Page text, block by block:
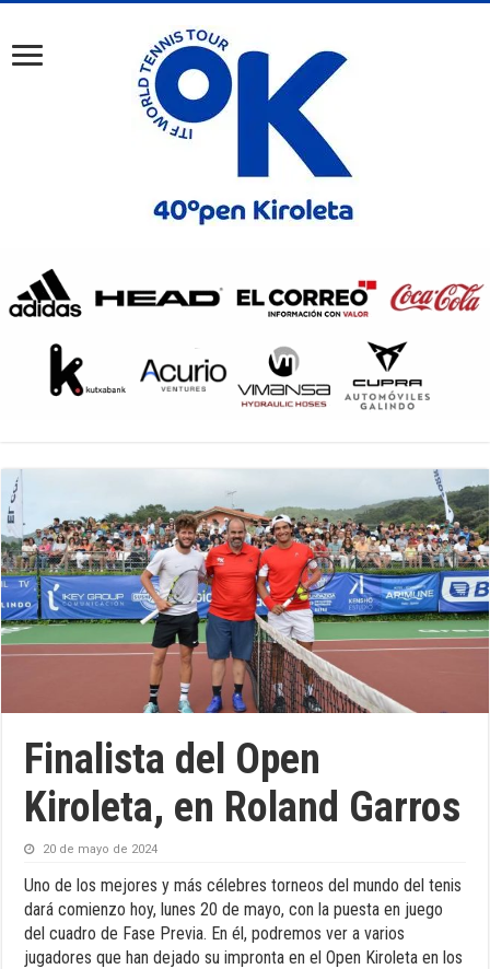
Finalista del Open
Kiroleta, en Roland Garros
20 de mayo de 2024
Uno de los mejores y más célebres torneos del mundo del tenis
dará comienzo hoy, lunes 20 de mayo, con la puesta en juego
del cuadro de Fase Previa. En él, podremos ver a varios
jugadores que han dejado su impronta en el Open Kiroleta en los